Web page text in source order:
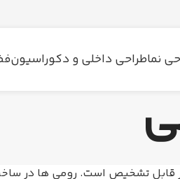
نماطراحی داخلی و دکوراسیون
تشخیص است. رومی ها در